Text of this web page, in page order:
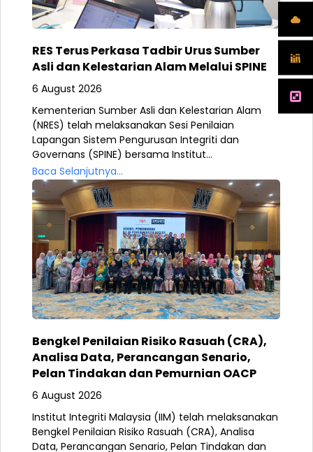
RES Terus Perkasa Tadbir Urus Sumber
Asli dan Kelestarian Alam Melalui SPINE
6 August 2026
Kementerian Sumber Asli dan Kelestarian Alam
(NRES) telah melaksanakan Sesi Penilaian
Lapangan Sistem Pengurusan Integriti dan
Governans (SPINE) bersama Institut...
Baca Selanjutnya...
Bengkel Penilaian Risiko Rasuah (CRA),
Analisa Data, Perancangan Senario,
Pelan Tindakan dan Pemurnian OACP
6 August 2026
Institut Integriti Malaysia (IIM) telah melaksanakan
Bengkel Penilaian Risiko Rasuah (CRA), Analisa
Data, Perancangan Senario, Pelan Tindakan dan